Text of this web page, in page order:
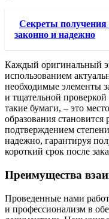
Секреты получения
законно и надежно
Каждый оригинальный
использованием
необходимые элементы
и тщательной проверкой
такие бумаги, – это
образования
подтверждением
надежно, гарантируя
короткий срок после
Преимущества
Проведенные нами
и профессионализм в